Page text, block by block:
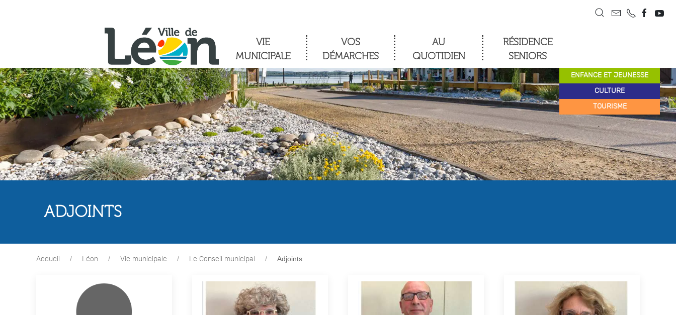
VIE
MUNICIPALE
VOS
DÉMARCHES
AU
QUOTIDIEN
RÉSIDENCE
SENIORS
ENFANCE ET JEUNESSE
CULTURE
TOURISME
ADJOINTS
Accueil Léon Vie municipale Le Conseil municipal Adjoints